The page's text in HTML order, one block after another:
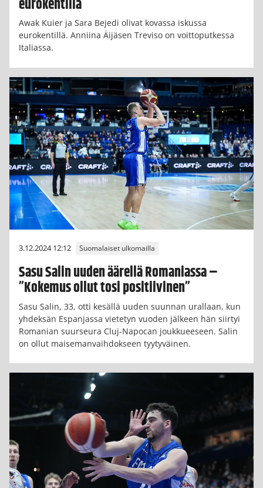
eurokentillä
Awak Kuier ja Sara Bejedi olivat kovassa iskussa
eurokentillä. Anniina Äijäsen Treviso on voittoputkessa
Italiassa.
3.12.2024 12:12 Suomalaiset ulkomailla
Sasu Salin uuden äärellä Romaniassa –
”Kokemus ollut tosi positiivinen”
Sasu Salin, 33, otti kesällä uuden suunnan urallaan, kun
yhdeksän Espanjassa vietetyn vuoden jälkeen hän siirtyi
Romanian suurseura Cluj-Napocan joukkueeseen. Salin
on ollut maisemanvaihdokseen tyytyväinen.